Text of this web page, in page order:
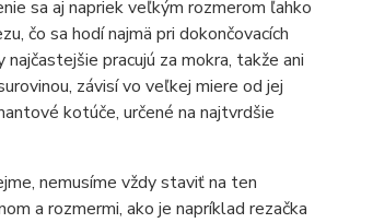
sa aj napriek veľkým rozmerom ľahko
čo sa hodí najmä pri dokončovacích
pracujú za mokra, takže ani
závisí vo veľkej miere od jej
kotúče, určené na najtvrdšie
nemusíme vždy staviť na ten
a rozmermi, ako je napríklad rezačka